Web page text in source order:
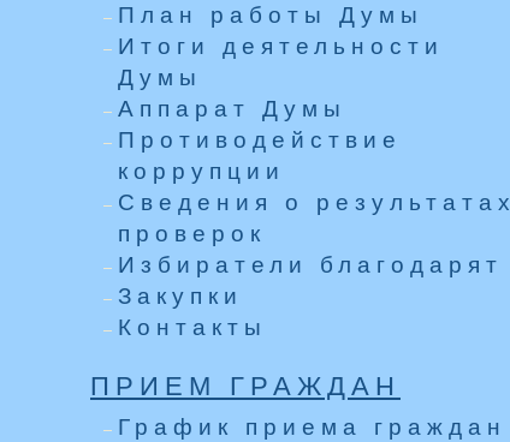
План работы Думы
Итоги деятельности
Думы
Аппарат Думы
Противодействие
коррупции
Сведения о результатах
проверок
Избиратели благодарят
Закупки
Контакты
ПРИЕМ ГРАЖДАН
График приема граждан